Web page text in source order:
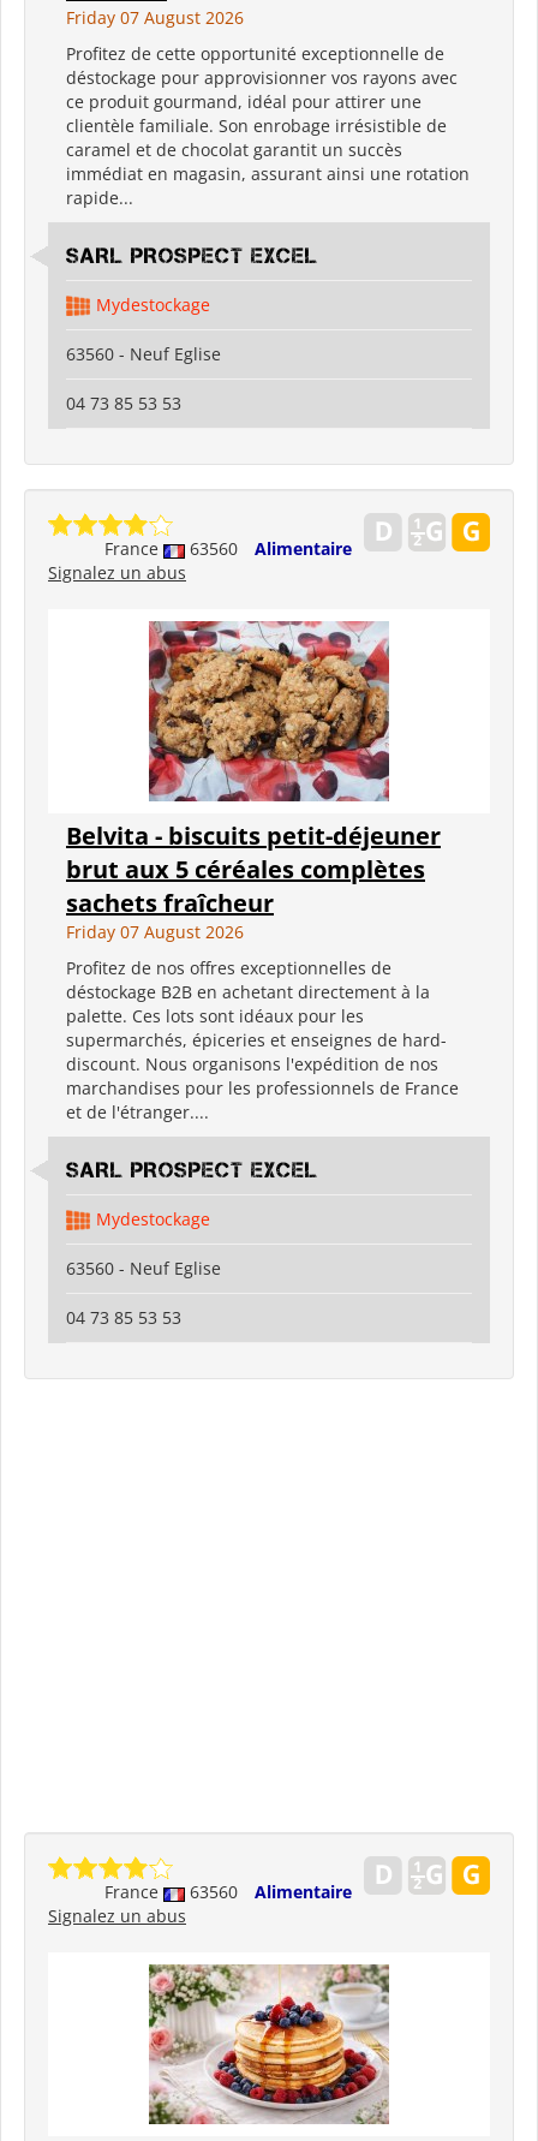
Friday 07 August 2026
Profitez de cette opportunité exceptionnelle de
déstockage pour approvisionner vos rayons avec
ce produit gourmand, idéal pour attirer une
clientèle familiale. Son enrobage irrésistible de
caramel et de chocolat garantit un succès
immédiat en magasin, assurant ainsi une rotation
rapide...
SARL PROSPECT EXCEL
Mydestockage
63560 - Neuf Eglise
04 73 85 53 53
France 63560
Alimentaire
Signalez un abus
Belvita - biscuits petit-déjeuner
brut aux 5 céréales complètes
sachets fraîcheur
Friday 07 August 2026
Profitez de nos offres exceptionnelles de
déstockage B2B en achetant directement à la
palette. Ces lots sont idéaux pour les
supermarchés, épiceries et enseignes de hard-
discount. Nous organisons l'expédition de nos
marchandises pour les professionnels de France
et de l'étranger....
SARL PROSPECT EXCEL
Mydestockage
63560 - Neuf Eglise
04 73 85 53 53
France 63560
Alimentaire
Signalez un abus